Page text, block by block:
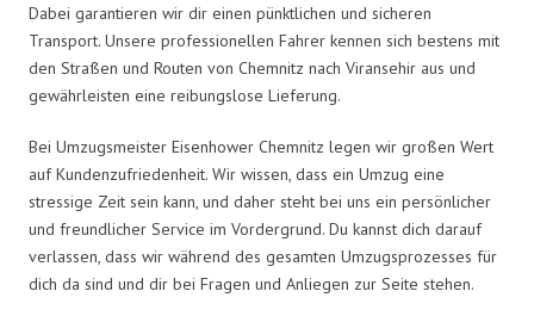
Dabei garantieren wir dir einen pünktlichen und sicheren
Transport. Unsere professionellen Fahrer kennen sich bestens mit
den Straßen und Routen von Chemnitz nach Viransehir aus und
gewährleisten eine reibungslose Lieferung.
Bei Umzugsmeister Eisenhower Chemnitz legen wir großen Wert
auf Kundenzufriedenheit. Wir wissen, dass ein Umzug eine
stressige Zeit sein kann, und daher steht bei uns ein persönlicher
und freundlicher Service im Vordergrund. Du kannst dich darauf
verlassen, dass wir während des gesamten Umzugsprozesses für
dich da sind und dir bei Fragen und Anliegen zur Seite stehen.